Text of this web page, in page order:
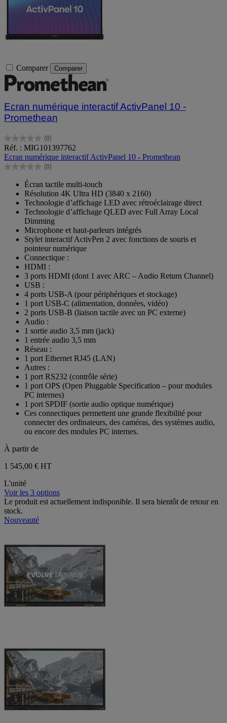
Comparer Comparer
Ecran numérique interactif ActivPanel 10 -
Promethean
(0)
0.0
sur
5
étoiles.
Réf. : MIG101397762
Ecran numérique interactif ActivPanel 10 - Promethean
(0)
0.0
étoiles.
Écran tactile multi-touch
Résolution 4K Ultra HD (3840 x 2160)
Technologie d’affichage LED avec rétroéclairage direct
Technologie d’affichage QLED avec Full Array Local
Dimming
Microphone et haut-parleurs intégrés
Stylet interactif ActivPen 2 avec fonctions de souris et
pointeur numérique
Connectique :
HDMI :
3 ports HDMI (dont 1 avec ARC – Audio Return Channel)
USB :
4 ports USB-A (pour périphériques et stockage)
1 port USB-C (alimentation, données, vidéo)
2 ports USB-B (liaison tactile avec un PC externe)
Audio :
1 sortie audio 3,5 mm (jack)
1 entrée audio 3,5 mm
Réseau :
1 port Ethernet RJ45 (LAN)
Autres :
1 port RS232 (contrôle série)
1 port OPS (Open Pluggable Specification – pour modules
PC internes)
1 port SPDIF (sortie audio optique numérique)
Ces connectiques permettent une grande flexibilité pour
connecter des ordinateurs, des caméras, des systèmes audio,
ou encore des modules PC internes.
À partir de
1 545,00 € HT
L'unité
Voir les 3 options
Le produit est actuellement indisponible. Il sera bientôt de retour en
stock.
Nouveauté